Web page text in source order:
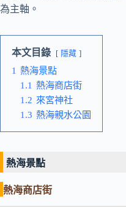
為主軸。
本文目錄 隱藏
1 熱海景點
1.1 熱海商店街
1.2 來宮神社
1.3 熱海親水公園
熱海景點
熱海商店街